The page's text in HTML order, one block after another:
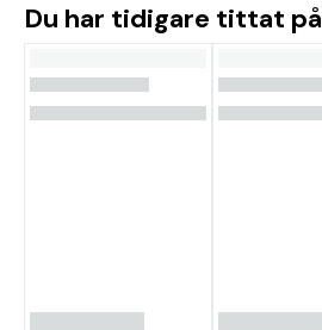
Du har tidigare tittat på